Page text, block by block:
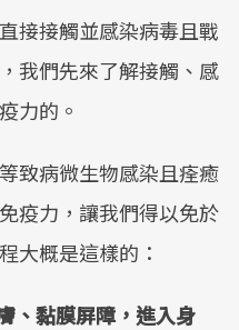
接接觸並感染病毒且戰
我們先來了解接觸、感
力的。
致病微生物感染且痊癒
疫力，讓我們得以免於
大概是這樣的：
、黏膜屏障，進入身